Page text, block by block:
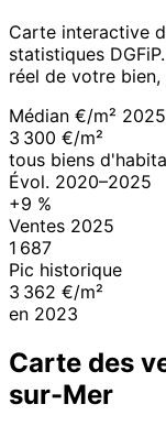
Carte interactive
statistiques
réel de votre
Médian €/m² 2025
3 300 €/m²
tous biens
Évol. 2020–2025
+9 %
Ventes 2025
1 687
Pic historique
3 362 €/m²
en 2023
Carte des
sur-Mer